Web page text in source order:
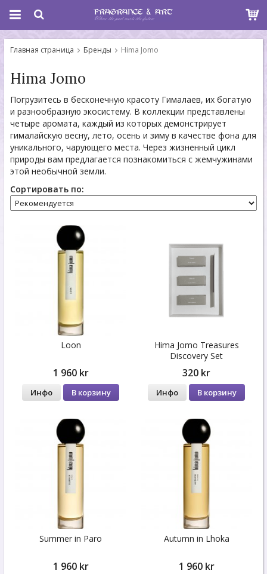
Главная страница Бренды Hima Jomo
Hima Jomo
Погрузитесь в бесконечную красоту Гималаев, их богатую
и разнообразную экосистему. В коллекции представлены
четыре аромата, каждый из которых демонстрирует
гималайскую весну, лето, осень и зиму в качестве фона для
уникального, чарующего места. Через жизненный цикл
природы вам предлагается познакомиться с жемчужинами
этой необычной земли.
Сортировать по:
Loon
1 960 kr
Инфо В корзину
Hima Jomo Treasures
Discovery Set
320 kr
Инфо В корзину
Summer in Paro
1 960 kr
Autumn in Lhoka
1 960 kr